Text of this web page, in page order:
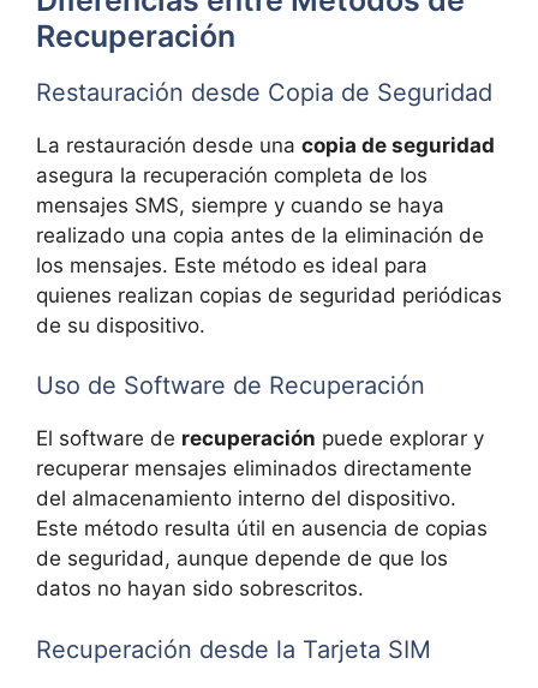
Recuperación
Restauración desde Copia de Seguridad
La restauración desde una copia de seguridad
asegura la recuperación completa de los
mensajes SMS, siempre y cuando se haya
realizado una copia antes de la eliminación de
los mensajes. Este método es ideal para
quienes realizan copias de seguridad periódicas
de su dispositivo.
Uso de Software de Recuperación
El software de recuperación puede explorar y
recuperar mensajes eliminados directamente
del almacenamiento interno del dispositivo.
Este método resulta útil en ausencia de copias
de seguridad, aunque depende de que los
datos no hayan sido sobrescritos.
Recuperación desde la Tarjeta SIM